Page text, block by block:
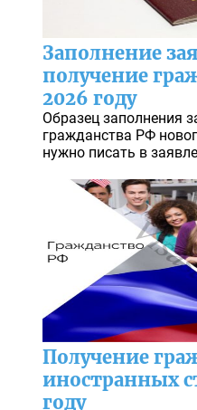
Заполнение
получение
2026 году
Образец заполнения
гражданства РФ
нужно писать в
Получение
иностранных
году